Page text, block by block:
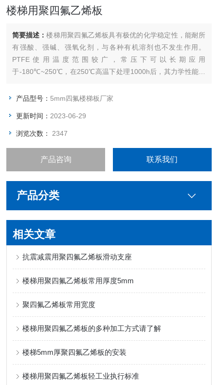
楼梯用聚四氟乙烯板
简要描述：楼梯用聚四氟乙烯板具有极优的化学稳定性，能耐所
有强酸、强碱、强氧化剂，与各种有机溶剂也不发生作用。
PTFE使用温度范围较广，常压下可以长期应用
于-180℃~250℃，在250℃高温下处理1000h后，其力学性能变
产品型号： 5mm四氟楼梯板厂家
更新时间： 2023-06-29
浏览次数： 2347
产品咨询 联系我们
产品分类
相关文章
抗震减震用聚四氟乙烯板滑动支座
楼梯用聚四氟乙烯板常用厚度5mm
聚四氟乙烯板常用宽度
楼梯用聚四氟乙烯板的多种加工方式请了解
楼梯5mm厚聚四氟乙烯板的安装
楼梯用聚四氟乙烯板轻工业执行标准